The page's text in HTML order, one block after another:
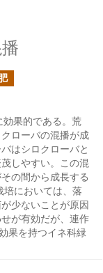
効果的である。荒
ローバの混播が成
はシロクローバと
しやすい。この混
の間から成長する
培においては、落
少ないことが原因
が有効だが、連作
果を持つイネ科緑